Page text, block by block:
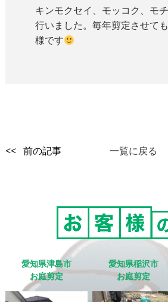
キンモクセイ、モッコク、モ
行いました。毎年剪定させて
様です
<< 前の記事 一覧に戻る
愛知県津島市
お庭剪定
愛知県稲沢市
お庭剪定